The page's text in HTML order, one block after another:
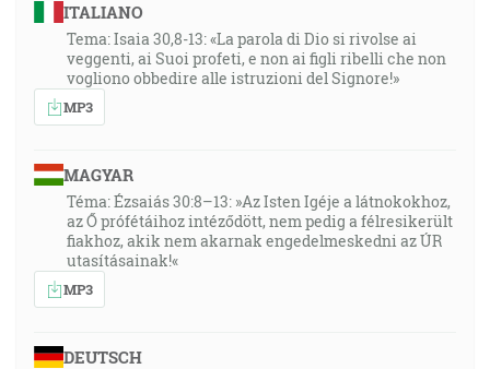
ITALIANO
Tema: Isaia 30,8-13: «La parola di Dio si rivolse ai
veggenti, ai Suoi profeti, e non ai figli ribelli che non
vogliono obbedire alle istruzioni del Signore!»
MP3
MAGYAR
Téma: Ézsaiás 30:8–13: »Az Isten Igéje a látnokokhoz,
az Ő prófétáihoz intéződött, nem pedig a félresikerült
fiakhoz, akik nem akarnak engedelmeskedni az ÚR
utasításainak!«
MP3
DEUTSCH